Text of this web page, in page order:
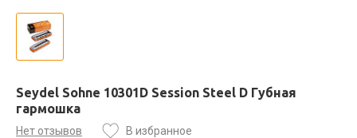
Seydel Sohne 10301D Session Steel D Губная
гармошка
Нет отзывов В избранное